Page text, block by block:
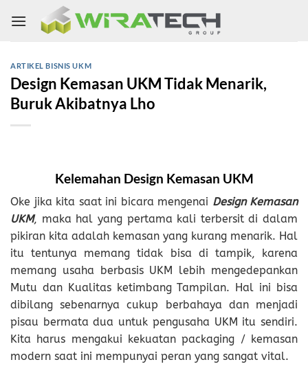
ARTIKEL BISNIS UKM
Design Kemasan UKM Tidak Menarik,
Buruk Akibatnya Lho
Kelemahan Design Kemasan UKM
Oke jika kita saat ini bicara mengenai Design Kemasan
UKM, maka hal yang pertama kali terbersit di dalam
pikiran kita adalah kemasan yang kurang menarik. Hal
itu tentunya memang tidak bisa di tampik, karena
memang usaha berbasis UKM lebih mengedepankan
Mutu dan Kualitas ketimbang Tampilan. Hal ini bisa
dibilang sebenarnya cukup berbahaya dan menjadi
pisau bermata dua untuk pengusaha UKM itu sendiri.
Kita harus mengakui kekuatan packaging / kemasan
modern saat ini mempunyai peran yang sangat vital.